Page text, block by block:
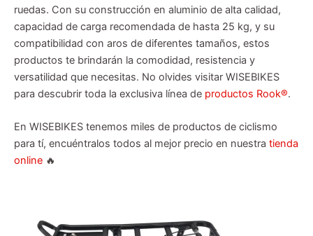
ruedas. Con su construcción en aluminio de alta calidad,
capacidad de carga recomendada de hasta 25 kg, y su
compatibilidad con aros de diferentes tamaños, estos
productos te brindarán la comodidad, resistencia y
versatilidad que necesitas. No olvides visitar WISEBIKES
para descubrir toda la exclusiva línea de productos Rook®.
En WISEBIKES tenemos miles de productos de ciclismo
para tí, encuéntralos todos al mejor precio en nuestra tienda
online 🔥